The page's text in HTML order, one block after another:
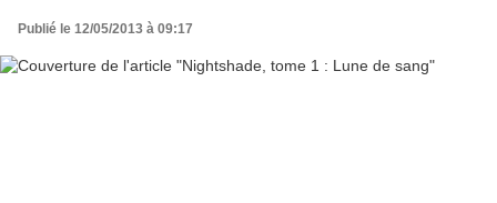
Publié le 12/05/2013 à 09:17